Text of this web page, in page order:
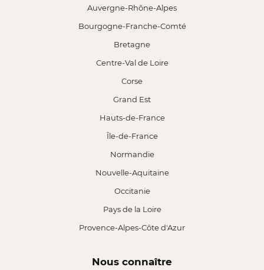
Auvergne-Rhône-Alpes
Bourgogne-Franche-Comté
Bretagne
Centre-Val de Loire
Corse
Grand Est
Hauts-de-France
Île-de-France
Normandie
Nouvelle-Aquitaine
Occitanie
Pays de la Loire
Provence-Alpes-Côte d'Azur
Nous connaître